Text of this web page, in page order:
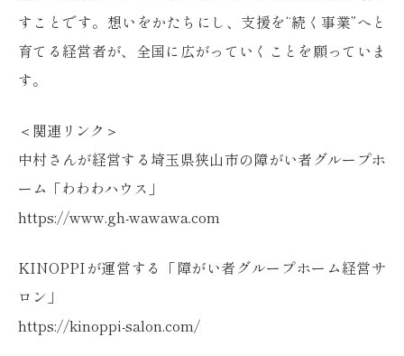
すことです。想いをかたちにし、支援を“続く事業”へと
育てる経営者が、全国に広がっていくことを願っていま
す。
＜関連リンク＞
中村さんが経営する埼玉県狭山市の障がい者グループホ
ーム「わわわハウス」
https://www.gh-wawawa.com
KINOPPIが運営する「障がい者グループホーム経営サ
ロン」
https://kinoppi-salon.com/